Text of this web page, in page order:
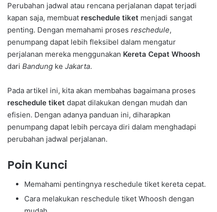
Perubahan jadwal atau rencana perjalanan dapat terjadi
kapan saja, membuat reschedule tiket menjadi sangat
penting. Dengan memahami proses reschedule,
penumpang dapat lebih fleksibel dalam mengatur
perjalanan mereka menggunakan Kereta Cepat Whoosh
dari Bandung ke Jakarta.
Pada artikel ini, kita akan membahas bagaimana proses
reschedule tiket dapat dilakukan dengan mudah dan
efisien. Dengan adanya panduan ini, diharapkan
penumpang dapat lebih percaya diri dalam menghadapi
perubahan jadwal perjalanan.
Poin Kunci
Memahami pentingnya reschedule tiket kereta cepat.
Cara melakukan reschedule tiket Whoosh dengan